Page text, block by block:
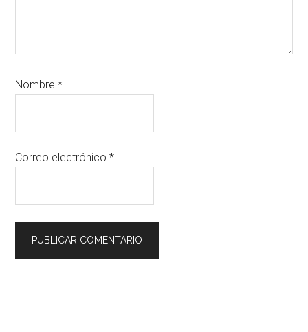
Nombre*
Correo electrónico*